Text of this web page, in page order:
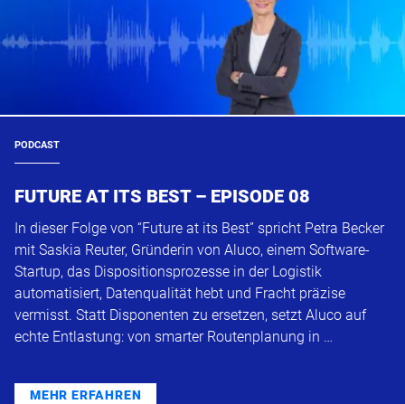
PODCAST
FUTURE AT ITS BEST – EPISODE 08
In dieser Folge von “Future at its Best” spricht Petra Becker
mit Saskia Reuter, Gründerin von Aluco, einem Software-
Startup, das Dispositionsprozesse in der Logistik
automatisiert, Datenqualität hebt und Fracht präzise
vermisst. Statt Disponenten zu ersetzen, setzt Aluco auf
echte Entlastung: von smarter Routenplanung in …
MEHR ERFAHREN